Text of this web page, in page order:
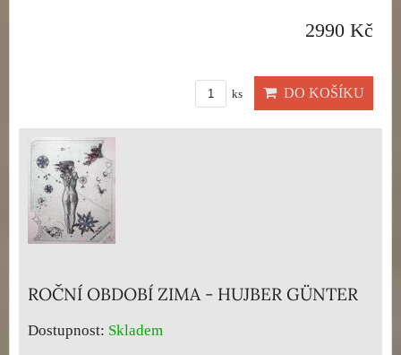
2990 Kč
ks DO KOŠÍKU
ROČNÍ OBDOBÍ ZIMA - HUJBER GÜNTER
Dostupnost: Skladem